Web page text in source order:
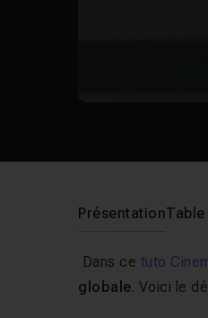
Présentation
Dans ce tuto
globale. Voici le